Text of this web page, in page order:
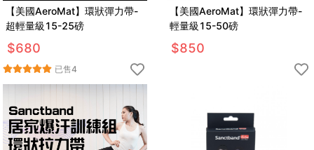
【美國AeroMat】環狀彈力帶-
超輕量級15-25磅
$680
已售4
【美國AeroMat】環狀彈力帶-
輕量級15-50磅
$850